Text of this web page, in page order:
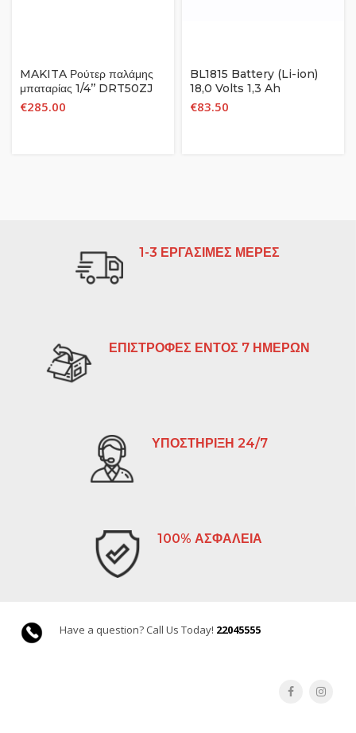
MAKITA Ρούτερ παλάμης
μπαταρίας 1/4’’ DRT50ZJ
18V
€285.00
BL1815 Battery (Li-ion)
18,0 Volts 1,3 Ah
€83.50
1-3 ΕΡΓΑΣΙΜΕΣ ΜΕΡΕΣ
ΕΠΙΣΤΡΟΦΕΣ ΕΝΤΟΣ 7 ΗΜΕΡΩΝ
ΥΠΟΣΤΗΡΙΞΗ 24/7
100% ΑΣΦΑΛΕΙΑ
Have a question? Call Us Today! 22045555